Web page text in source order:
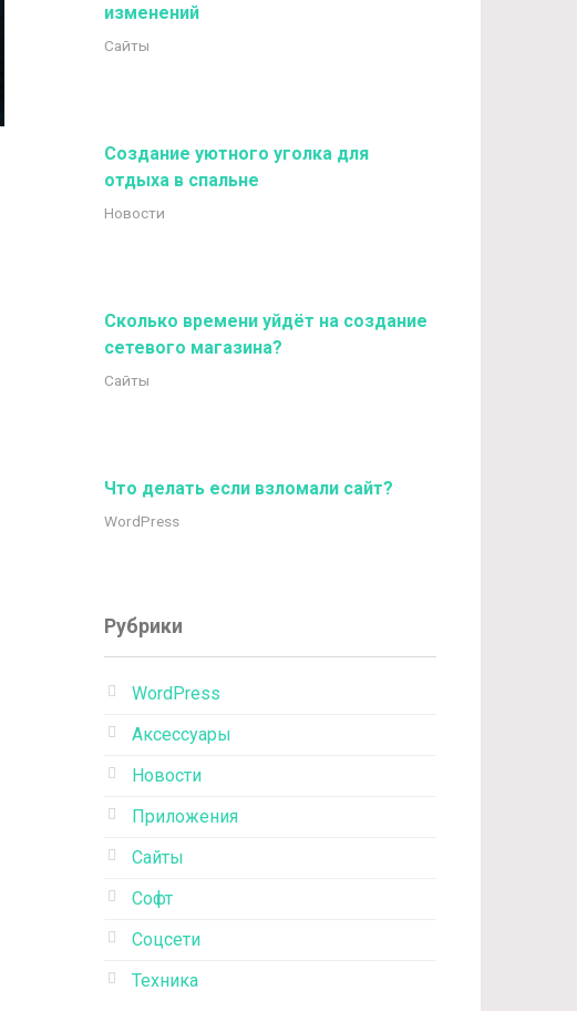
изменений
Сайты
Создание уютного уголка для
отдыха в спальне
Новости
Сколько времени уйдёт на создание
сетевого магазина?
Сайты
Что делать если взломали сайт?
WordPress
Рубрики
WordPress
Аксессуары
Новости
Приложения
Сайты
Софт
Соцсети
Техника